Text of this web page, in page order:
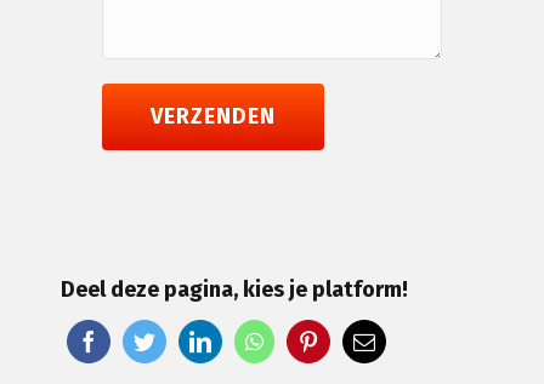
Deel deze pagina, kies je platform!